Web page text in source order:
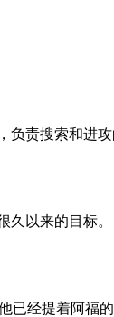
责搜索和进攻
以来的目标。
经提着阿福的